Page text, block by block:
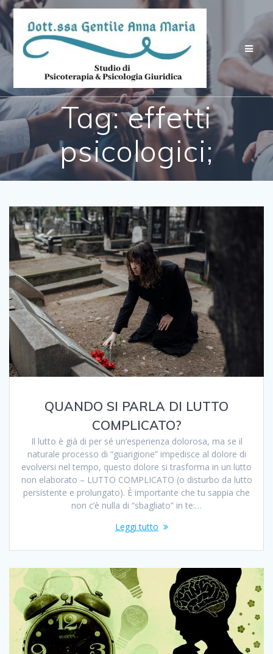
Salta
contenuto
Tag:effetti
psicologici;
QUANDO SI PARLA DI LUTTO
COMPLICATO?
Il lutto è già di per sé un’esperienza dolorosa, ma se il
naturale processo di “guarigione” impedisce al dolore di
evolversi nel tempo, questo dolore si trasforma in un lutto
non elaborato – LUTTO COMPLICATO (o disturbo da lutto
persistente e prolungato). È importante che tu sappia che
non c’è nulla di “sbagliato” in te:…
Leggi tutto